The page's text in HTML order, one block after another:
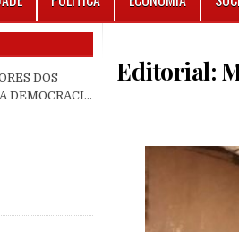
Editorial:
DOS
DEMOCRACIA